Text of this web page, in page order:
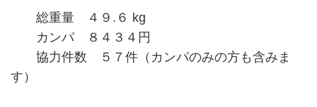
総重量 ４９.６ kg
カンパ ８４３４円
協力件数 ５７件（カンパのみの方も含みま
す）